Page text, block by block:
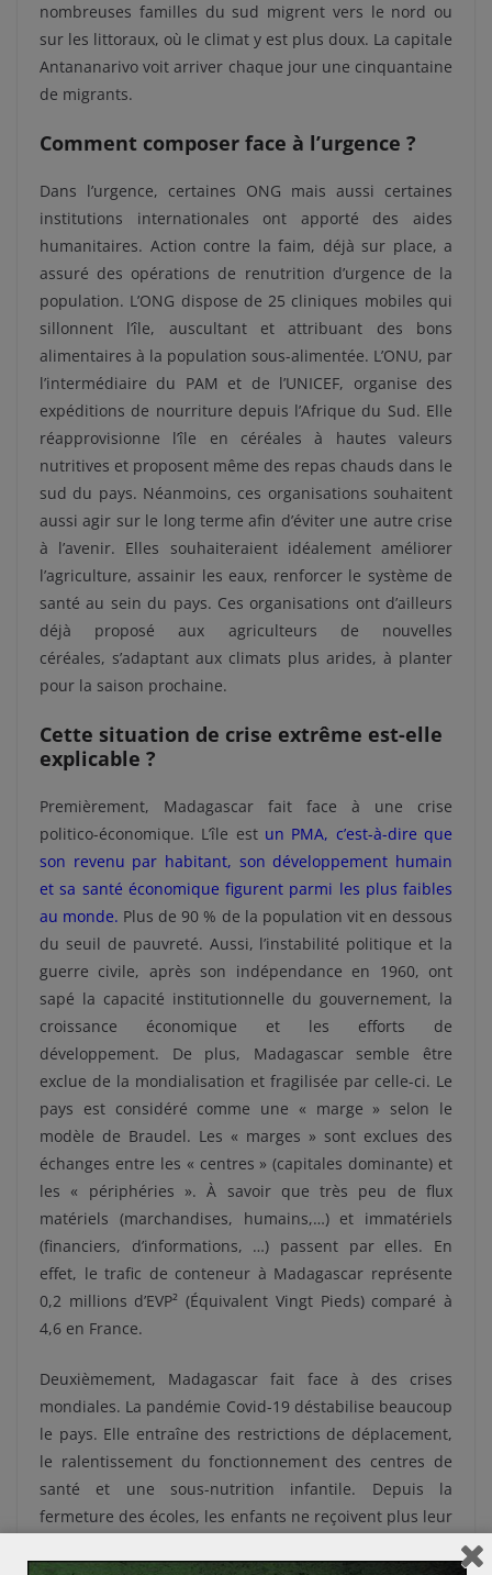
nombreuses familles du sud migrent vers le nord ou
sur les littoraux, où le climat y est plus doux. La capitale
Antananarivo voit arriver chaque jour une cinquantaine
de migrants.
Comment composer face à l’urgence ?
Dans l’urgence, certaines ONG mais aussi certaines
institutions internationales ont apporté des aides
humanitaires. Action contre la faim, déjà sur place, a
assuré des opérations de renutrition d’urgence de la
population. L’ONG dispose de 25 cliniques mobiles qui
sillonnent l’île, auscultant et attribuant des bons
alimentaires à la population sous-alimentée. L’ONU, par
l’intermédiaire du PAM et de l’UNICEF, organise des
expéditions de nourriture depuis l’Afrique du Sud. Elle
réapprovisionne l’île en céréales à hautes valeurs
nutritives et proposent même des repas chauds dans le
sud du pays. Néanmoins, ces organisations souhaitent
aussi agir sur le long terme afin d’éviter une autre crise
à l’avenir. Elles souhaiteraient idéalement améliorer
l’agriculture, assainir les eaux, renforcer le système de
santé au sein du pays. Ces organisations ont d’ailleurs
déjà proposé aux agriculteurs de nouvelles
céréales, s’adaptant aux climats plus arides, à planter
pour la saison prochaine.
Cette situation de crise extrême est-elle
explicable ?
Premièrement, Madagascar fait face à une crise
politico-économique. L’île est un PMA, c’est-à-dire que
son revenu par habitant, son développement humain
et sa santé économique figurent parmi les plus faibles
au monde. Plus de 90 % de la population vit en dessous
du seuil de pauvreté. Aussi, l’instabilité politique et la
guerre civile, après son indépendance en 1960, ont
sapé la capacité institutionnelle du gouvernement, la
croissance économique et les efforts de
développement. De plus, Madagascar semble être
exclue de la mondialisation et fragilisée par celle-ci. Le
pays est considéré comme une « marge » selon le
modèle de Braudel. Les « marges » sont exclues des
échanges entre les « centres » (capitales dominante) et
les « périphéries ». À savoir que très peu de flux
matériels (marchandises, humains,…) et immatériels
(financiers, d’informations, …) passent par elles. En
effet, le trafic de conteneur à Madagascar représente
0,2 millions d’EVP² (Équivalent Vingt Pieds) comparé à
4,6 en France.
Deuxièmement, Madagascar fait face à des crises
mondiales. La pandémie Covid-19 déstabilise beaucoup
le pays. Elle entraîne des restrictions de déplacement,
le ralentissement du fonctionnement des centres de
santé et une sous-nutrition infantile. Depuis la
fermeture des écoles, les enfants ne reçoivent plus leur